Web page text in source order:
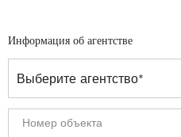
Информация об агентстве